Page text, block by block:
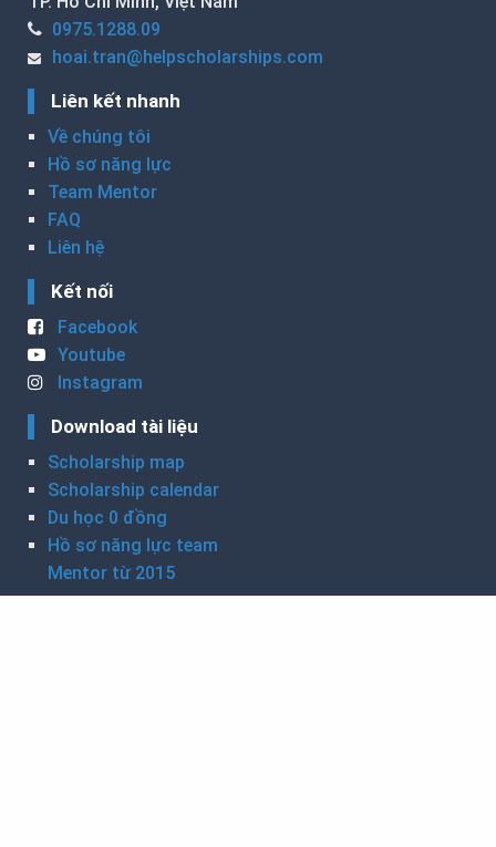
0975.1288.09
hoai.tran@helpscholarships.com
Liên kết nhanh
Về chúng tôi
Hồ sơ năng lực
Team Mentor
FAQ
Liên hệ
Kết nối
Facebook
Youtube
Instagram
Download tài liệu
Scholarship map
Scholarship calendar
Du học 0 đồng
Hồ sơ năng lực team
Mentor từ 2015